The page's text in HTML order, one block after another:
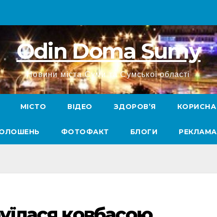
Odin Doma Sumy
Новини міста Суми та Сумської області
МІСТО ВІДЕО ЗДОРОВ’Я КОРИСНА
ФОТОФАКТ БЛОГИ РЕКЛАМА